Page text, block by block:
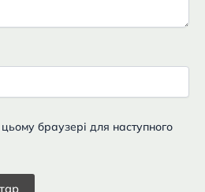
браузері для наступного